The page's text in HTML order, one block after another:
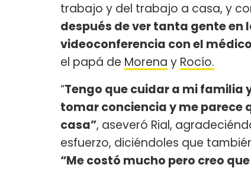
trabajo y del trabajo a casa, y
después de ver tanta gente en
videoconferencia con el
el papá de Morena y Rocío.
“Tengo que cuidar a mi familia
tomar conciencia y me parece
casa”, aseveró Rial,
esfuerzo, diciéndoles que
“Me costó mucho pero creo